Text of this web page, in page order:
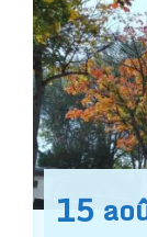
15